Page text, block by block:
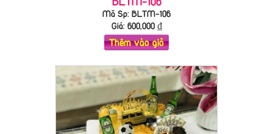
Mã Sp: BLTM-106
Giá: 600,000₫
Thêm vào giỏ